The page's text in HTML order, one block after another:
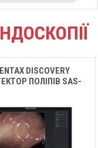
DISCOVERY
ПОЛІПІВ SAS-